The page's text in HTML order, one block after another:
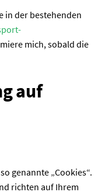
in der bestehenden
mich, sobald die
auf
genannte „Cookies“.
richten auf Ihrem